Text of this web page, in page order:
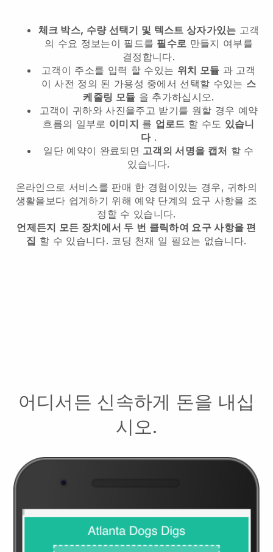
체크 박스, 수량 선택기 및 텍스트 상자가있는 고객
의 수요 정보는이 필드를 필수로 만들지 여부를
결정합니다.
고객이 주소를 입력 할 수있는 위치 모듈 과 고객
이 사전 정의 된 가용성 중에서 선택할 수있는 스
케줄링 모듈 을 추가하십시오.
고객이 귀하와 사진을주고 받기를 원할 경우 예약
흐름의 일부로 이미지 를 업로드 할 수도 있습니
다.
일단 예약이 완료되면 고객의 서명을 캡처 할 수
있습니다.
온라인으로 서비스를 판매 한 경험이있는 경우, 귀하의
생활을보다 쉽게하기 위해 예약 단계의 요구 사항을 조
정할 수 있습니다.
언제든지 모든 장치에서 두 번 클릭하여 요구 사항을 편
집 할 수 있습니다. 코딩 천재 일 필요는 없습니다.
어디서든 신속하게 돈을 내십
시오.